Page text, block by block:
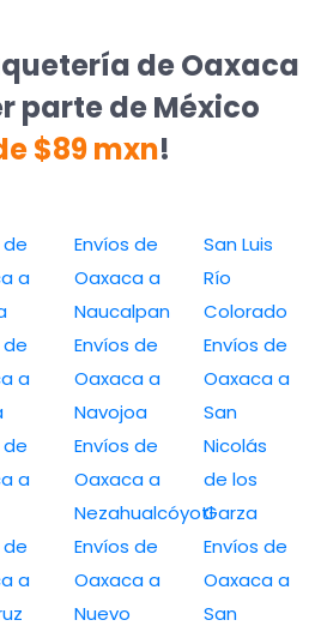
de Oaxaca
parte de México
$89 mxn!
de
a
de
a
de
a
de
a
Envíos de
Oaxaca a
Naucalpan
Envíos de
Oaxaca a
Navojoa
Envíos de
Oaxaca a
Nezahualcóyotl
Envíos de
Oaxaca a
Nuevo
San Luis
Río
Colorado
Envíos de
Oaxaca a
San
Nicolás
de los
Garza
Envíos de
Oaxaca a
San